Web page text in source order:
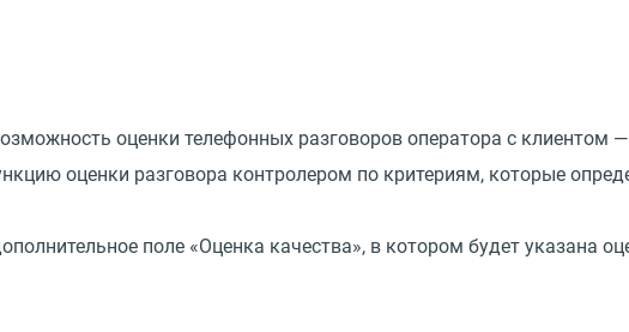
оценки телефонных разговоров оператора с
оценки разговора контролером по критериям, которые
поле «Оценка качества», в котором будет указана